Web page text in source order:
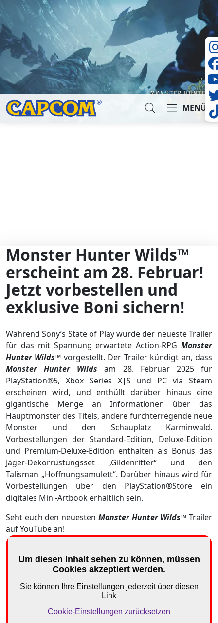
MENÜ
Monster Hunter Wilds™
erscheint am 28. Februar!
Jetzt vorbestellen und
exklusive Boni sichern!
Während Sony’s State of Play wurde der neueste Trailer
für das mit Spannung erwartete Action-RPG Monster
Hunter Wilds™ vorgestellt. Der Trailer kündigt an, dass
Monster Hunter Wilds am 28. Februar 2025 für
PlayStation®5, Xbox Series X|S und PC via Steam
erscheinen wird, und enthüllt darüber hinaus eine
gigantische Menge an Informationen über das
Hauptmonster des Titels, andere furchterregende neue
Monster und den Schauplatz Karminwald.
Vorbestellungen der Standard-Edition, Deluxe-Edition
und Premium-Deluxe-Edition enthalten als Bonus das
Jäger-Dekorrüstungsset „Gildenritter“ und den
Talisman „Hoffnungsamulett“. Darüber hinaus wird für
Vorbestellungen über den PlayStation®Store ein
digitales Mini-Artbook erhältlich sein.
Seht euch den neuesten Monster Hunter Wilds™Trailer
auf YouTube an!